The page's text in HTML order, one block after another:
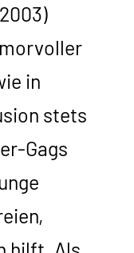
in
stets
Gags